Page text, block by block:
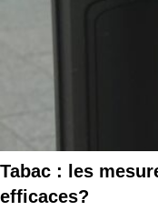
Tabac : les
efficaces?